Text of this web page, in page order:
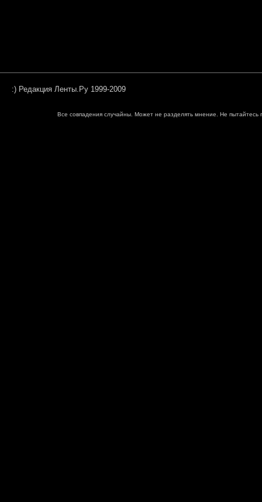
:) Редакция Ленты.Ру 1999-2009
Все совпадения случайны. Может не разделять мнение. Не